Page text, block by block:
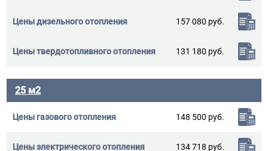
157 080 руб.
131 180 руб.
25 м2
148 500 руб.
134 718 руб.